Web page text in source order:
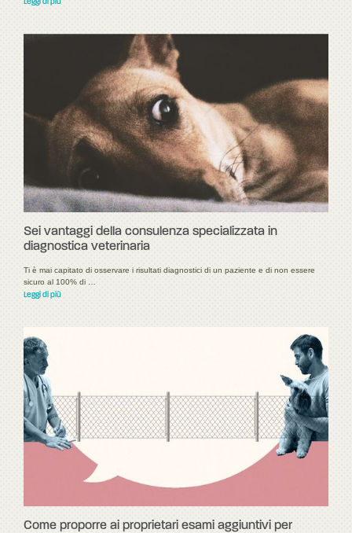
Sei vantaggi della consulenza specializzata in
diagnostica veterinaria
Ti è mai capitato di osservare i risultati diagnostici di un paziente e di non essere
sicuro al 100% di …
Leggi di più
Come proporre ai proprietari esami aggiuntivi per